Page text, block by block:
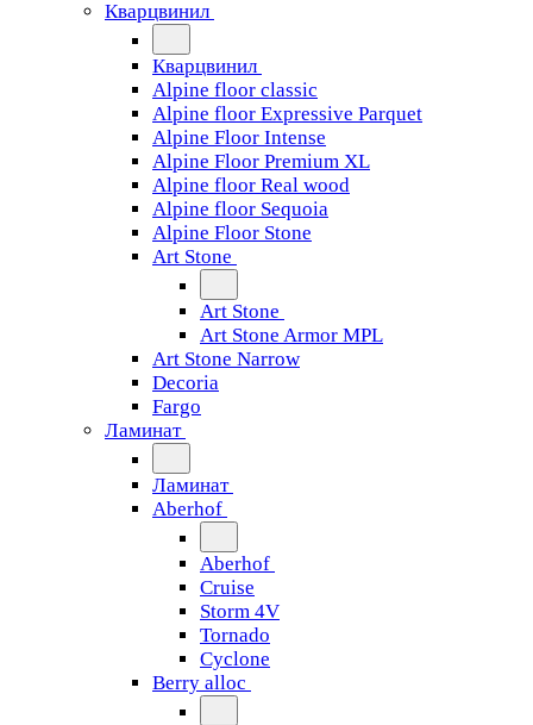
Кварцвинил
Кварцвинил
Alpine floor classic
Alpine floor Expressive Parquet
Alpine Floor Intense
Alpine Floor Premium XL
Alpine floor Real wood
Alpine floor Sequoia
Alpine Floor Stone
Art Stone
Art Stone
Art Stone Armor MPL
Art Stone Narrow
Decoria
Fargo
Ламинат
Ламинат
Aberhof
Aberhof
Cruise
Storm 4V
Tornado
Сyclone
Berry alloc